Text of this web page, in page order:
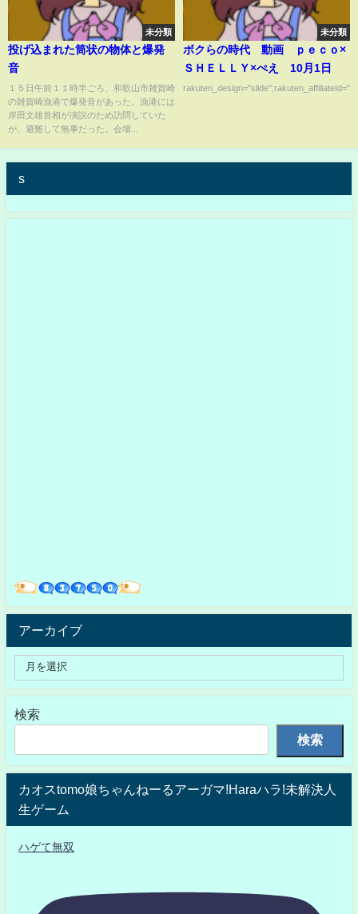
未分類
投げ込まれた筒状の物体と爆発
音
１５日午前１１時半ごろ、和歌山市雑賀崎
の雑賀崎漁港で爆発音があった。漁港には
岸田文雄首相が演説のため訪問していた
が、避難して無事だった。会場...
未分類
ボクらの時代 動画 ｐｅｃｏ×
ＳＨＥＬＬＹ×ぺえ 10月1日
s
アーカイブ
検索
検索
カオスtomo娘ちゃんねーるアーガマ!Haraハラ!未解決人
生ゲーム
ハゲて無双